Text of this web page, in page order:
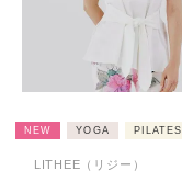
NEW YOGA PILATES
LITHEE（リジー）